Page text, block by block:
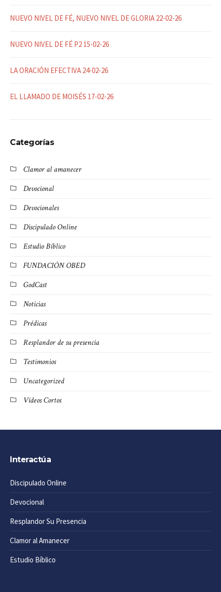
NUEVO NIVEL DE FÉ, NUEVO NIVEL DE GLORIA 22-02-26
NUEVO NIVEL DE FÉ P2 15-02-26
LA ORACIÓN EFECTIVA 24-02-26
EL LLAMADO DE MOISÉS 17-02-26
Categorías
Clamor al amanecer
Devocional
Devocionales
Discipulado Online
Estudio Bíblico
FUNDACIÓN OBED
GodCast
Noticias
Prédicas
Resplandor de su presencia
Testimonios
Uncategorized
Vídeos Cortos
Interactúa
Discipulado Online
Devocional
Resplandor Su Presencia
Clamor al Amanecer
Estudio Bíblico